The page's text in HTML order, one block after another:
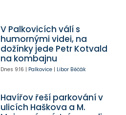
V Palkovicích válí s
humornými videi, na
dožínky jede Petr Kotvald
na kombajnu
Dnes 9:16 | Palkovice| Libor Běčák
Havířov řeší parkování v
ulicích Haškova a M.